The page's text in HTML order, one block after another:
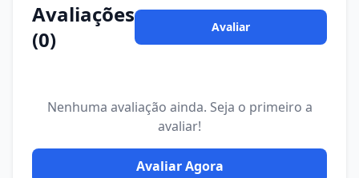
Avaliações
(0)
Avaliar
Nenhuma avaliação ainda. Seja o primeiro a
avaliar!
Avaliar Agora